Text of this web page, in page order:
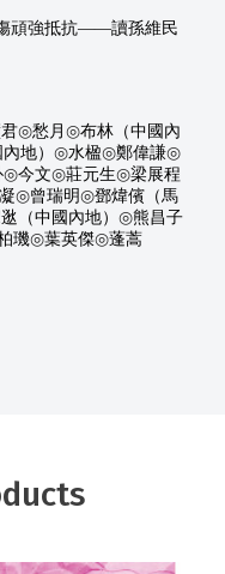
頑強抵抗——讀孫維民
◎愁月 ◎布林（中國內
地） ◎水楹◎鄭偉謙◎
◎今文◎莊元生◎梁展程
◎曾瑞明◎鄧煒儐（馬
（中國內地） ◎熊昌子
璣◎葉英傑◎蓬蒿